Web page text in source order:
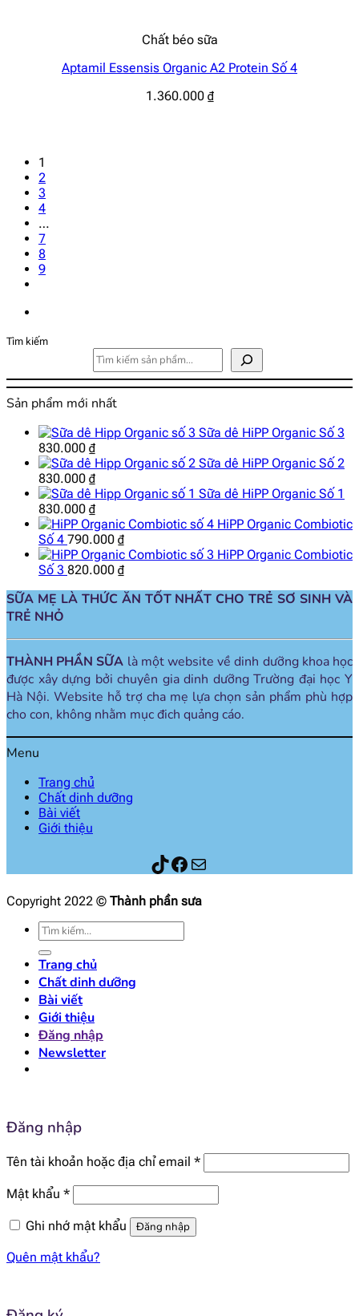
Chất béo sữa
Aptamil Essensis Organic A2 Protein Số 4
1.360.000 ₫
1
2
3
4
…
7
8
9
Tìm kiếm
Sản phẩm mới nhất
Sữa dê HiPP Organic Số 3
830.000 ₫
Sữa dê HiPP Organic Số 2
830.000 ₫
Sữa dê HiPP Organic Số 1
830.000 ₫
HiPP Organic Combiotic
Số 4 790.000 ₫
HiPP Organic Combiotic
Số 3 820.000 ₫
SỮA MẸ LÀ THỨC ĂN TỐT NHẤT CHO TRẺ SƠ SINH VÀ
TRẺ NHỎ
THÀNH PHẦN SỮA là một website về dinh dưỡng khoa học
được xây dựng bởi chuyên gia dinh dưỡng Trường đại học Y
Hà Nội. Website hỗ trợ cha mẹ lựa chọn sản phẩm phù hợp
cho con, không nhằm mục đich quảng cáo.
Menu
Trang chủ
Chất dinh dưỡng
Bài viết
Giới thiệu
Thành phần sữaFacebook
Mail
Copyright 2022 © Thành phần sưa
Tìm
kiếm:
Trang chủ
Chất dinh dưỡng
Bài viết
Giới thiệu
Đăng nhập
Newsletter
Đăng nhập
Tên tài khoản hoặc địa chỉ email *Bắt
buộc
Mật khẩu *Bắt
buộc
Ghi nhớ mật khẩu
Đăng nhập
Quên mật khẩu?